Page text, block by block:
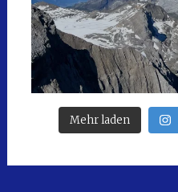
Mehr laden